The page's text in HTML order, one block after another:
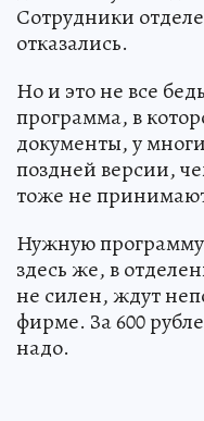
Сотрудники
отказались.
Но и это не все
программа, в
документы, у
поздней версии,
тоже не
Нужную
здесь же, в
не силен, ждут
фирме. За 600
надо.